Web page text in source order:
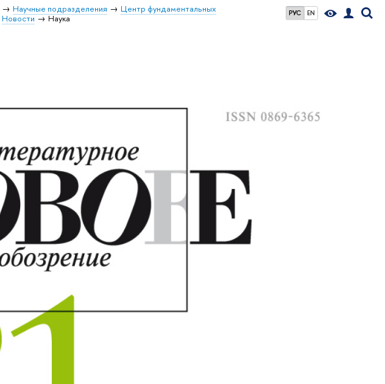
РУС EN
Научные подразделения
Центр фундаментальных
Новости Наука